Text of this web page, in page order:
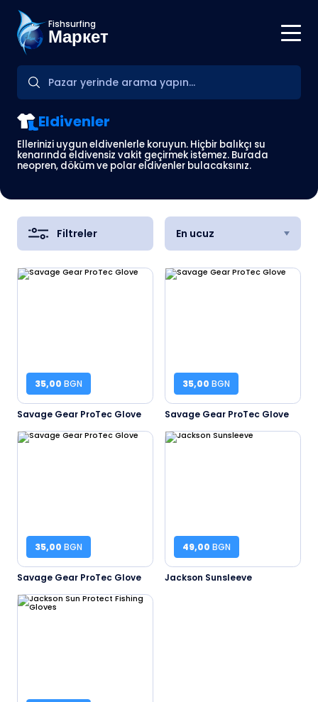
Fishsurfing
Маркет
Eldivenler
Ellerinizi uygun eldivenlerle koruyun. Hiçbir balıkçı su
kenarında eldivensiz vakit geçirmek istemez. Burada
neopren, döküm ve polar eldivenler bulacaksınız.
Filtreler En ucuz
35,00 BGN
Savage Gear ProTec Glove
35,00 BGN
Savage Gear ProTec Glove
35,00 BGN
Savage Gear ProTec Glove
49,00 BGN
Jackson Sunsleeve